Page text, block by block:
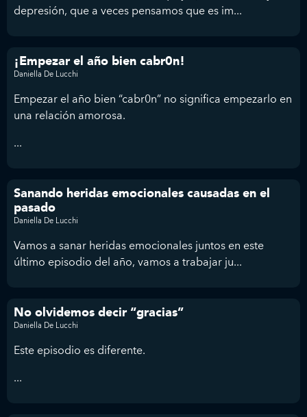
depresión, que a veces pensamos que es im...
¡Empezar el año bien cabr0n!
Daniella De Lucchi
Empezar el año bien “cabr0n” no significa empezarlo en
una relación amorosa.
...
Sanando heridas emocionales causadas en el
pasado
Daniella De Lucchi
Vamos a sanar heridas emocionales juntos en este
último episodio del año, vamos a trabajar ju...
No olvidemos decir “gracias”
Daniella De Lucchi
Este episodio es diferente.
...